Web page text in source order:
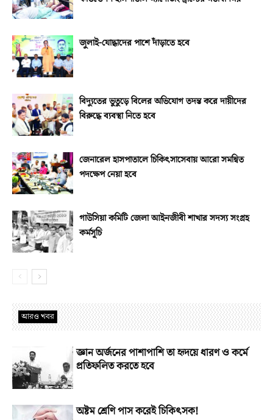
জুলাই-যোদ্ধাদের পাশে দাঁড়াতে হবে
বিদ্যুতের ভুতুড়ে বিলের অভিযোগ তদন্ত করে দায়ীদের
বিরুদ্ধে ব্যবস্থা নিতে হবে
জেনারেল হাসপাতালে চিকিৎসাসেবায় আরো সমন্বিত
পদক্ষেপ নেয়া হবে
গাউসিয়া কমিটি জেলা আইনজীবী শাখার সদস্য সংগ্রহ
কর্মসূচি
আরও খবর
জ্ঞান অর্জনের পাশাপাশি তা হৃদয়ে ধারণ ও কর্মে
প্রতিফলিত করতে হবে
অষ্টম শ্রেণি পাস করেই চিকিৎসক!